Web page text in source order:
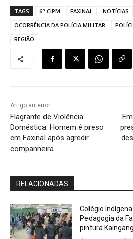
TAGS 6ª CIPM FAXINAL NOTÍCIAS
OCORRÊNCIA DA POLÍCIA MILITAR
REGIÃO
Artigo anterior
Flagrante de Violência
Doméstica: Homem é preso
em Faxinal após agredir
companheira
RELACIONADAS
Colégio
Pedagogia da
pintura Kaingang